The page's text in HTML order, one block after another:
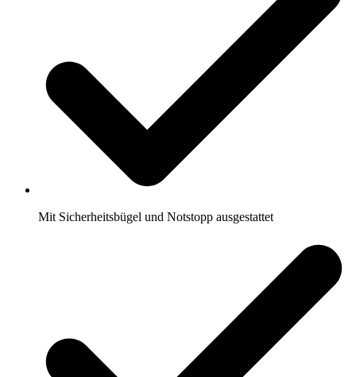
Mit Sicherheitsbügel und Notstopp ausgestattet